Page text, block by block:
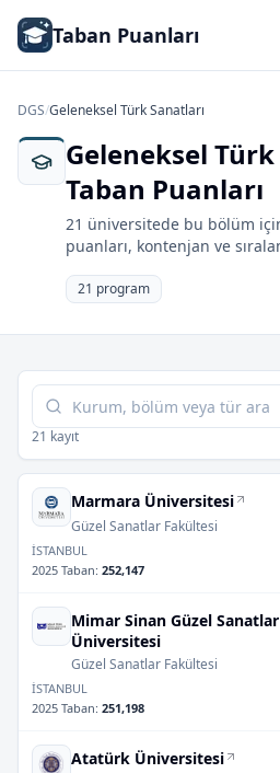
Taban Puanları
DGS/Geleneksel Türk Sanatları
Geleneksel Türk
Taban Puanları
21 üniversitede bu bölüm
puanları, kontenjan ve
21 program
Tabloda ara
21 kayıt
Marmara Üniversitesi
Güzel Sanatlar Fakültesi
İSTANBUL
2025 Taban: 252,147
Mimar Sinan Güzel Sanatlar
Üniversitesi
Güzel Sanatlar Fakültesi
İSTANBUL
2025 Taban: 251,198
Atatürk Üniversitesi